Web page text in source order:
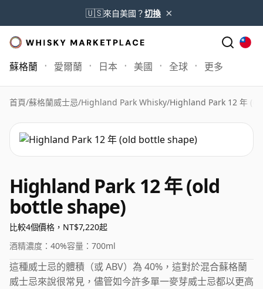
🇺🇸來自美國？切換 ×
蘇格蘭 愛爾蘭 日本 美國 全球 更多
首頁/蘇格蘭威士忌/Highland Park Whisky/Highland Park 12 年
Highland Park 12 年 (old
bottle shape)
比較4個價格，NT$7,220起
酒精濃度： 40%容量： 700ml
這種威士忌的體積（或 ABV）為 40%，這對於混合蘇格蘭
威士忌來說很常見，儘管如今許多單一麥芽威士忌都以更高